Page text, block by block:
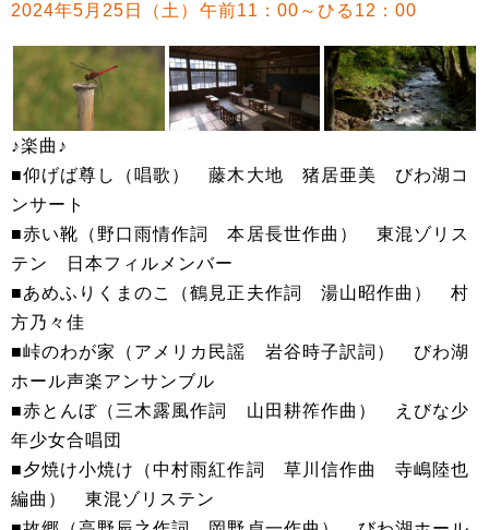
2024年5月25日（土）午前11：00～ひる12：00
♪楽曲♪
■仰げば尊し（唱歌） 藤木大地 猪居亜美 びわ湖コ
ンサート
■赤い靴（野口雨情作詞 本居長世作曲） 東混ゾリス
テン 日本フィルメンバー
■あめふりくまのこ（鶴見正夫作詞 湯山昭作曲） 村
方乃々佳
■峠のわが家（アメリカ民謡 岩谷時子訳詞） びわ湖
ホール声楽アンサンブル
■赤とんぼ（三木露風作詞 山田耕筰作曲） えびな少
年少女合唱団
■夕焼け小焼け（中村雨紅作詞 草川信作曲 寺嶋陸也
編曲） 東混ゾリステン